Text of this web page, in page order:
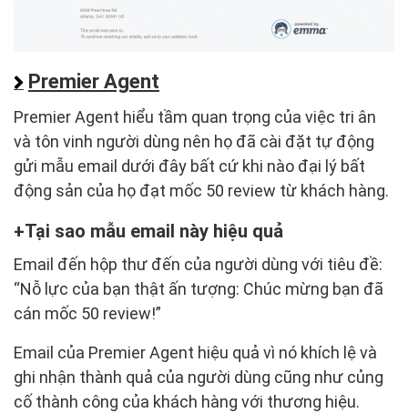
Premier Agent
Premier Agent hiểu tầm quan trọng của việc tri ân
và tôn vinh người dùng nên họ đã cài đặt tự động
gửi mẫu email dưới đây bất cứ khi nào đại lý bất
động sản của họ đạt mốc 50 review từ khách hàng.
Tại sao mẫu email này hiệu quả
Email đến hộp thư đến của người dùng với tiêu đề:
“Nỗ lực của bạn thật ấn tượng: Chúc mừng bạn đã
cán mốc 50 review!”
Email của Premier Agent hiệu quả vì nó khích lệ và
ghi nhận thành quả của người dùng cũng như củng
cố thành công của khách hàng với thương hiệu.